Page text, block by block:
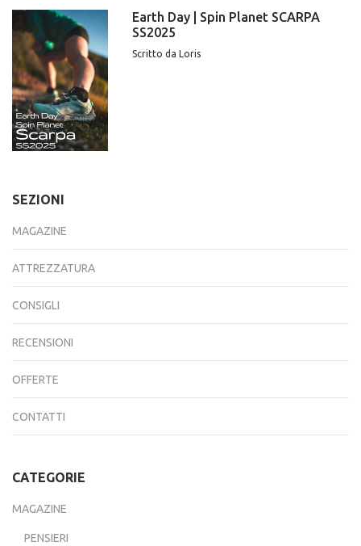
Earth Day | Spin Planet SCARPA
SS2025
Scritto da Loris
SEZIONI
MAGAZINE
ATTREZZATURA
CONSIGLI
RECENSIONI
OFFERTE
CONTATTI
CATEGORIE
MAGAZINE
PENSIERI